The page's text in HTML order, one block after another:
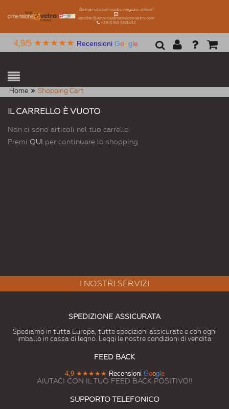
Benvenuto nel nostro negozio online!
vendite@vetreriadimensionevetro.com
+39 0163 560432
4,9/5 ★★★★★ Recensioni Google
Home Shopping Cart
IL CARRELLO È VUOTO
Non ci sono articoli nel tuo carrello.
Premi QUI per continuare lo shopping.
I NOSTRI SERVIZI
SPEDIZIONE ASSICURATA
Spediamo in tutta Europa, tutte spedizioni assicurate e con ogni
imballo in cassa di legno. Leggi le nostre condizioni di vendita
FEED BACK
4,9 ★★★★★ Recensioni Googl e
AIUTACI CON IL TUO FEED BACK POSITIVO!!
SUPPORTO TELEFONICO